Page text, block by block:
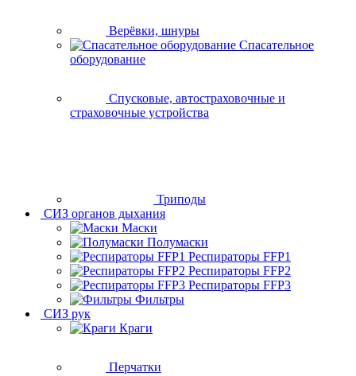
Верёвки, шнуры
Спасательное
оборудование
Спусковые, автостраховочные и
страховочные устройства
Триподы
СИЗ органов дыхания
Маски
Полумаски
Респираторы FFP1
Респираторы FFP2
Респираторы FFP3
Фильтры
СИЗ рук
Краги
Перчатки